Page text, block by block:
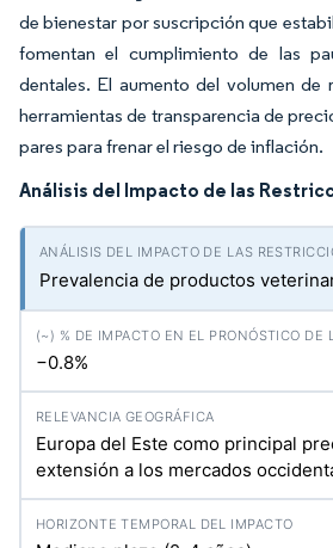
de bienestar por suscripción que
fomentan el cumplimiento de las
dentales. El aumento del volumen de
herramientas de transparencia de
pares para frenar el riesgo de inflación.
Análisis del Impacto de las
Prevalencia de productos
−0.8%
Europa del Este como principal
extensión a los mercados